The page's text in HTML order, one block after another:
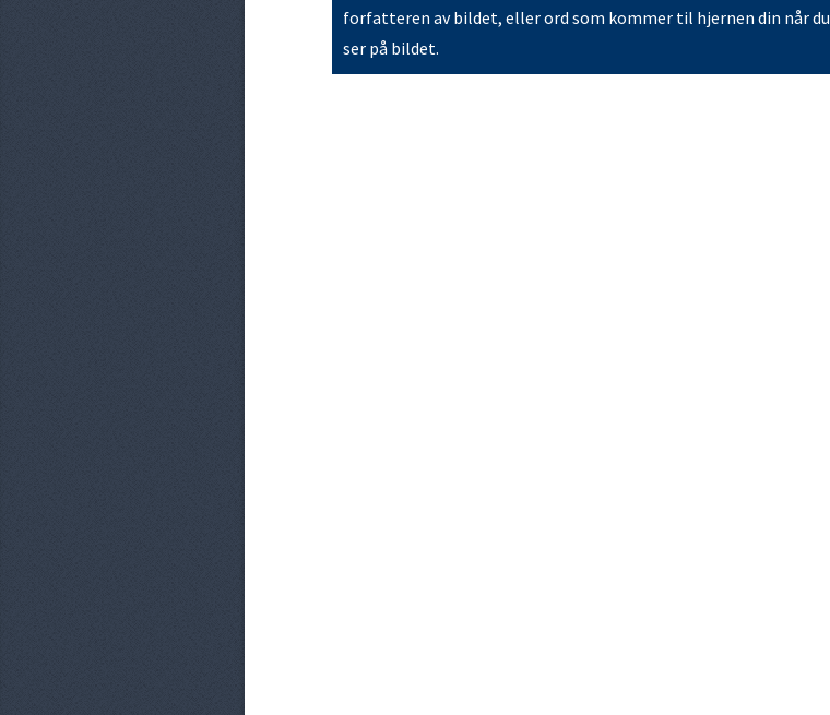
forfatteren av bildet, eller ord som kommer til hjernen din når du
ser på bildet.